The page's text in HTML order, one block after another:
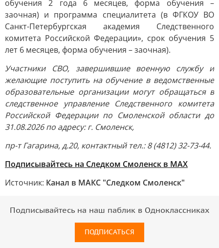
обучения 2 года 6 месяцев, форма обучения –
заочная) и программа специалитета (в ФГКОУ ВО
Санкт-Петербургская академия Следственного
комитета Российской Федерации», срок обучения 5
лет 6 месяцев, форма обучения – заочная).
Участники СВО, завершившие военную службу и
желающие поступить на обучение в ведомственные
образовательные организации могут обращаться в
следственное управление Следственного комитета
Российской Федерации по Смоленской области до
31.08.2026 по адресу: г. Смоленск,
пр-т Гагарина, д.20, контактный тел.: 8 (4812) 32-73-44.
Подписывайтесь на Следком Смоленск в MAX
Источник: Канал в МАКС "Следком Смоленск"
Подписывайтесь на наш паблик в Одноклассниках
ПОДПИСАТЬСЯ